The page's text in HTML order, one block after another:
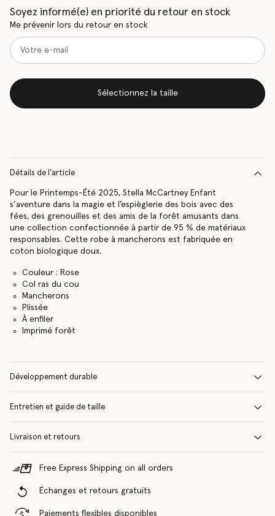
Soyez informé(e) en priorité du retour en stock
Me prévenir lors du retour en stock
Sélectionnez la taille
Détails de l’article
Pour le Printemps-Été 2025, Stella McCartney Enfant
s’aventure dans la magie et l’espièglerie des bois avec des
fées, des grenouilles et des amis de la forêt amusants dans
une collection confectionnée à partir de 95 % de matériaux
responsables. Cette robe à mancherons est fabriquée en
coton biologique doux.
Couleur : Rose
Col ras du cou
Mancherons
Plissée
À enfiler
Imprimé forêt
Développement durable
Entretien et guide de taille
Livraison et retours
Free Express Shipping on all orders
Échanges et retours gratuits
Paiements flexibles disponibles